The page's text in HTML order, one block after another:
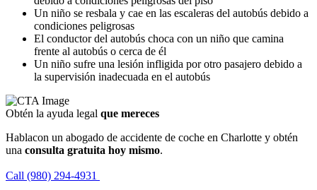
Un niño se resbala y cae en las escaleras del autobús debido a
condiciones peligrosas
El conductor del autobús choca con un niño que camina
frente al autobús o cerca de él
Un niño sufre una lesión infligida por otro pasajero debido a
la supervisión inadecuada en el autobús
Obtén la ayuda legal que mereces
Hablacon un abogado de accidente de coche en Charlotte y obtén
una consulta gratuita hoy mismo.
Call (980) 294-4931